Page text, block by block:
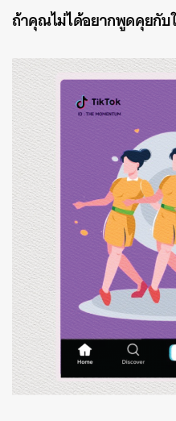
ถ้าคุณไม่ได้อยากพูดคุยกับ